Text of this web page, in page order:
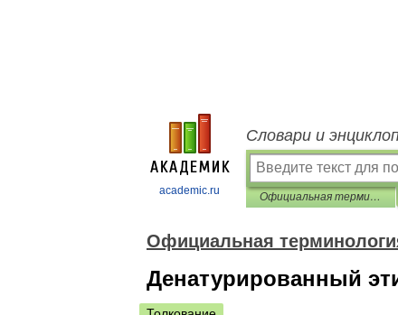
academic.ru
Словари и
Официальная терминология
Официальная
Денатурированный